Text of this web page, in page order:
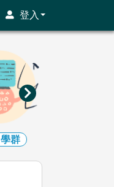
登入
學群